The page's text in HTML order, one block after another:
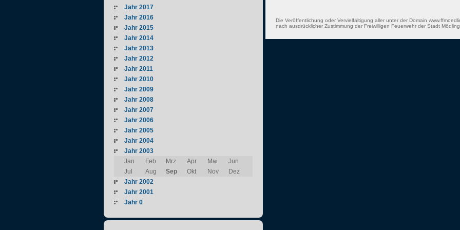
Die Veröffentlichung oder Vervielfältigung aller unter der Domain
nach ausdrücklicher Zustimmung der Freiwilligen Feuerwehr der Stadt
Jahr 2017
Jahr 2016
Jahr 2015
Jahr 2014
Jahr 2013
Jahr 2012
Jahr 2011
Jahr 2010
Jahr 2009
Jahr 2008
Jahr 2007
Jahr 2006
Jahr 2005
Jahr 2004
Jahr 2003
Jan
Feb Mrz Apr Mai
Jun
Jul
Aug Sep Okt Nov
Dez
Jahr 2002
Jahr 2001
Jahr 0